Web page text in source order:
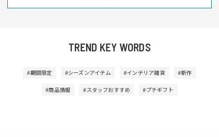
TREND KEY WORDS
#期間限定 #シーズンアイテム #インテリア雑貨 #新作
#商品情報 #スタッフおすすめ #プチギフト